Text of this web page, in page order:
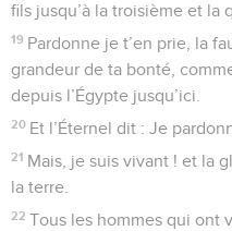
fils jusqu’à la troisième et la
19 Pardonne je t’en prie, la
grandeur de ta bonté,
depuis l’Égypte jusqu’ici.
20 Et l’Éternel dit : Je
21 Mais, je suis vivant ! et la
la terre.
22 Tous les hommes qui ont